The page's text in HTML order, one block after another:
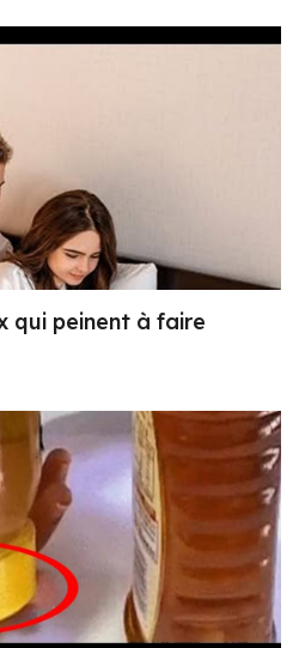
qui peinent à faire